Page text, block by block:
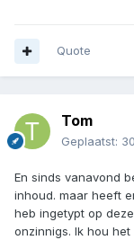
Quote
Tom
Geplaatst:
En sinds vanavond
inhoud. maar heeft
heb ingetypt op
onzinnigs. Ik hou